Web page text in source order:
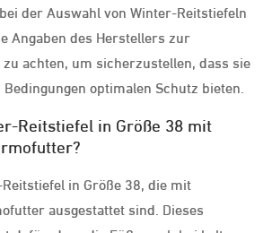
der Auswahl von Winter-Reitstiefeln
Angaben des Herstellers zur
achten, um sicherzustellen, dass sie
optimalen Schutz bieten.
Reitstiefel in Größe 38 mit
in Größe 38, die mit
ausgestattet sind. Dieses